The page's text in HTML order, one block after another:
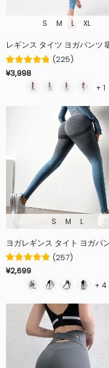
S M L XL
レギンス タイツ ヨガパンツ
(225)
¥3,998
+ 1
S M L
ヨガレギンス タイト ヨガパ
(257)
¥2,699
+ 4